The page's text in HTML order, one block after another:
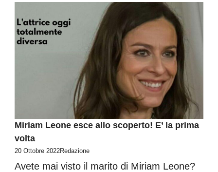
Miriam Leone esce allo scoperto! E’ la prima
volta
20 Ottobre 2022Redazione
Avete mai visto il marito di Miriam Leone?